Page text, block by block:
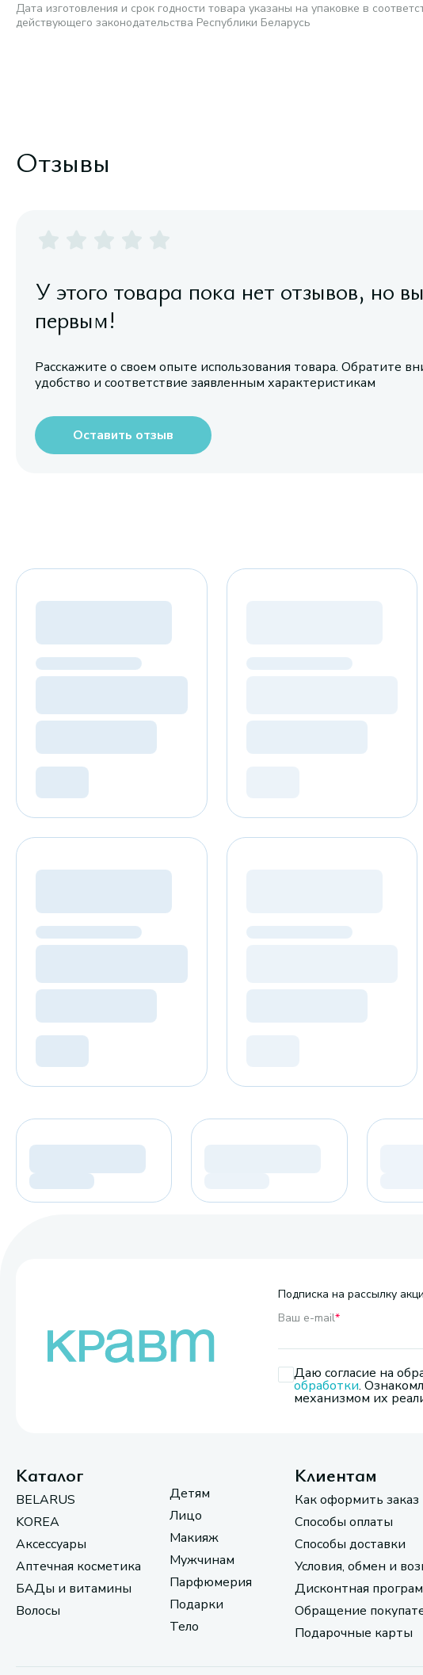
Дата изготовления и срок годности товара указаны на упаковке в
действующего законодательства Республики Беларусь
Отзывы
У этого товара пока нет отзывов, но
первым!
Расскажите о своем опыте использования товара. Обратите
удобство и соответствие заявленным характеристикам
Оставить отзыв
Подписка на рассылку
Ваш e-mail*
Даю согласие на
обработки.
механизмом их
Каталог
BELARUS
KOREA
Аксессуары
Аптечная косметика
БАДы и витамины
Волосы
Детям
Лицо
Макияж
Мужчинам
Парфюмерия
Подарки
Тело
Клиентам
Как оформить заказ
Способы оплаты
Способы доставки
Условия, обмен и
Дисконтная
Обращение
Подарочные карты